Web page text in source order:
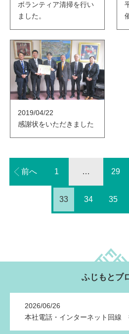
ボランティア清掃を行い
ました。
2019/04/22
感謝状をいただきました
前へ 1 … 29
33 34 35
ふじもとブ
2026/06/26
本社電話・インターネット回線